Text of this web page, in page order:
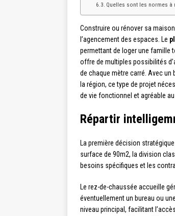
Quelles sont les normes à
Construire ou rénover sa
l’agencement des espaces. Le
permettant de loger une famille
offre de multiples possibilités
de chaque mètre carré. Avec
la région, ce type de projet
de vie fonctionnel et agréable au
Répartir
La première décision
surface de 90m2, la division
besoins spécifiques et les
Le rez-de-chaussée accueille
éventuellement un bureau ou
niveau principal, facilitant